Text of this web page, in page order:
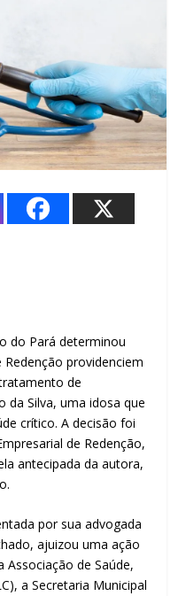
do Pará determinou
providenciem
de
da Silva, uma idosa que
crítico. A decisão foi
de Redenção,
antecipada da autora,
por sua advogada
ajuizou uma ação
de Saúde,
a Secretaria Municipal